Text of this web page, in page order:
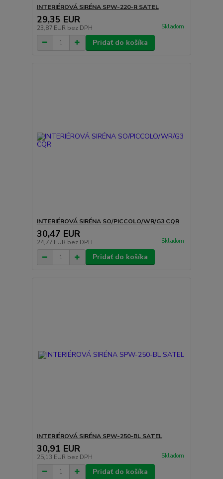
INTERIÉROVÁ SIRÉNA SPW-220-R SATEL
29,35 EUR
23,87 EUR bez DPH Skladom
Pridať do košíka
INTERIÉROVÁ SIRÉNA SO/PICCOLO/WR/G3 CQR
30,47 EUR
24,77 EUR bez DPH Skladom
Pridať do košíka
INTERIÉROVÁ SIRÉNA SPW-250-BL SATEL
30,91 EUR
25,13 EUR bez DPH Skladom
Pridať do košíka